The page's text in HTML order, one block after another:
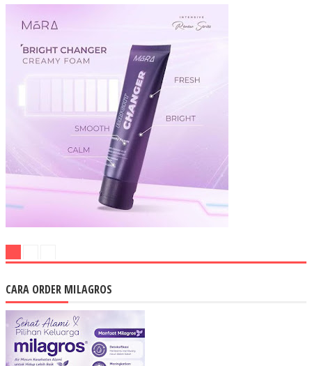
CARA ORDER MILAGROS